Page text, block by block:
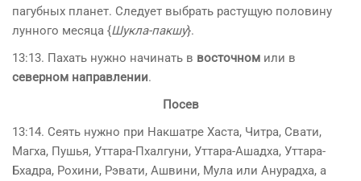
пагубных планет. Следует выбрать растущую половину
лунного месяца {Шукла-пакшу}.
13:13. Пахать нужно начинать в восточном или в
северном направлении.
Посев
13:14. Сеять нужно при Накшатре Хаста, Читра, Свати,
Магха, Пушья, Уттара-Пхалгуни, Уттара-Ашадха, Уттара-
Бхадра, Рохини, Рэвати, Ашвини, Мула или Анурадха, а